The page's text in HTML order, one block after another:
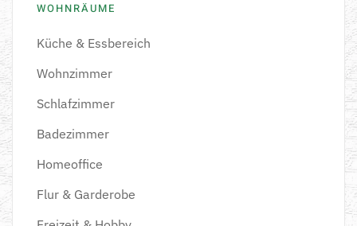
WOHNRÄUME
Küche & Essbereich
Wohnzimmer
Schlafzimmer
Badezimmer
Homeoffice
Flur & Garderobe